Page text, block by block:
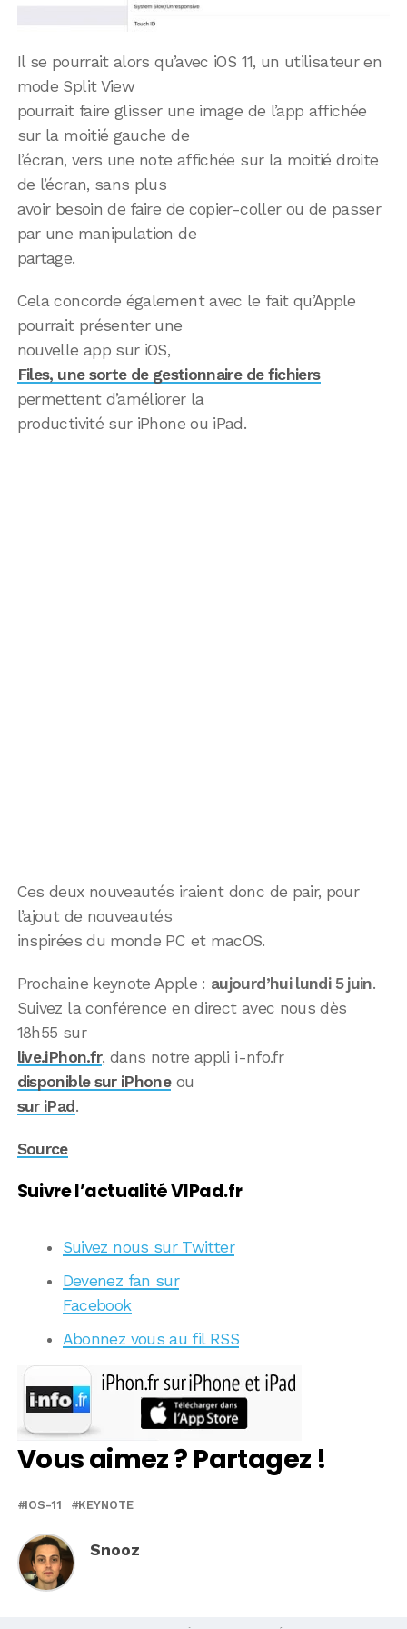
Il se pourrait alors qu’avec iOS 11, un utilisateur en
mode Split View
pourrait faire glisser une image de l’app affichée
sur la moitié gauche de
l’écran, vers une note affichée sur la moitié droite
de l’écran, sans plus
avoir besoin de faire de copier-coller ou de passer
par une manipulation de
partage.
Cela concorde également avec le fait qu’Apple
pourrait présenter une
nouvelle app sur iOS,
Files, une sorte de gestionnaire de fichiers
permettent d’améliorer la
productivité sur iPhone ou iPad.
Ces deux nouveautés iraient donc de pair, pour
l’ajout de nouveautés
inspirées du monde PC et macOS.
Prochaine keynote Apple : aujourd’hui lundi 5 juin.
Suivez la conférence en direct avec nous dès
18h55 sur
live.iPhon.fr, dans notre appli i-nfo.fr
disponible sur iPhoneou
sur iPad.
Source
Suivre l’actualité VIPad.fr
Suivez nous sur Twitter
Devenez fan sur
Facebook
Abonnez vous au fil RSS
Vous aimez ? Partagez !
IOS-11 KEYNOTE
Snooz